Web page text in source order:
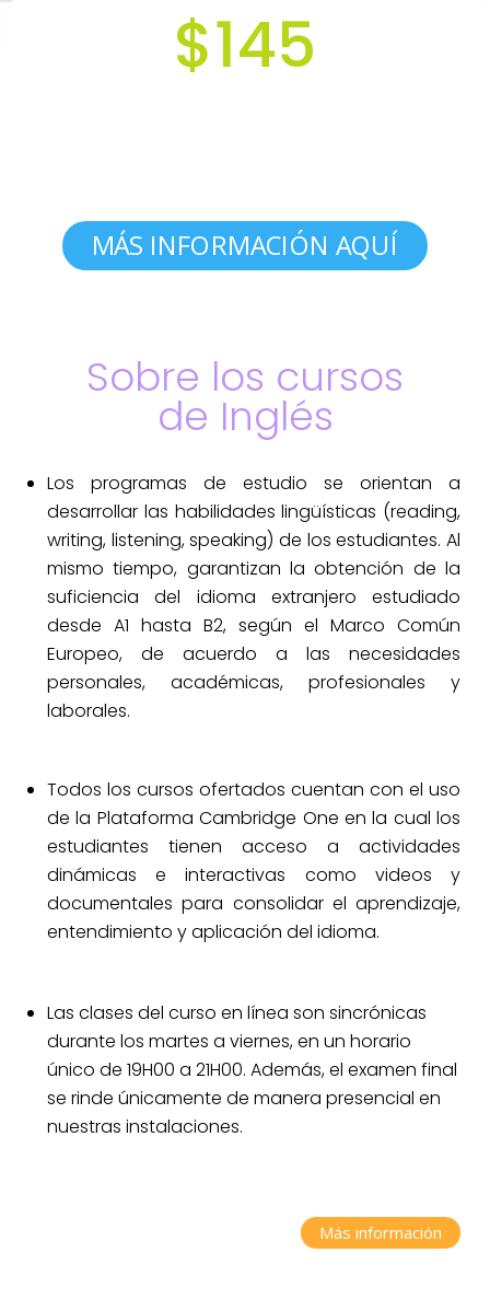
$145
MÁS INFORMACIÓN AQUÍ
Sobre los cursos
de Inglés
Los programas de estudio se orientan a
desarrollar las habilidades lingüísticas (reading,
writing, listening, speaking) de los estudiantes. Al
mismo tiempo, garantizan la obtención de la
suficiencia del idioma extranjero estudiado
desde A1 hasta B2, según el Marco Común
Europeo, de acuerdo a las necesidades
personales, académicas, profesionales y
laborales.
Todos los cursos ofertados cuentan con el uso
de la Plataforma Cambridge One en la cual los
estudiantes tienen acceso a actividades
dinámicas e interactivas como videos y
documentales para consolidar el aprendizaje,
entendimiento y aplicación del idioma.
Las clases del curso en línea son sincrónicas
durante los martes a viernes, en un horario
único de 19H00 a 21H00. Además, el examen final
se rinde únicamente de manera presencial en
nuestras instalaciones.
Más información